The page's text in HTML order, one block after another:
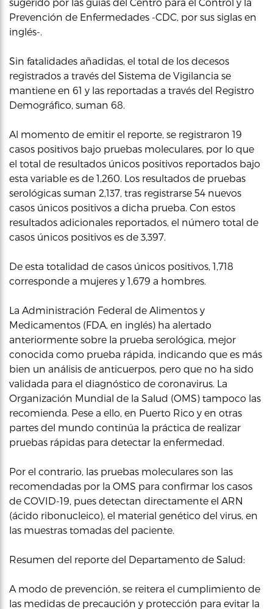
Prevención de Enfermedades -CDC, por sus siglas en
inglés-.
Sin fatalidades añadidas, el total de los decesos
registrados a través del Sistema de Vigilancia se
mantiene en 61 y las reportadas a través del Registro
Demográfico, suman 68.
Al momento de emitir el reporte, se registraron 19
casos positivos bajo pruebas moleculares, por lo que
el total de resultados únicos positivos reportados bajo
esta variable es de 1,260. Los resultados de pruebas
serológicas suman 2,137, tras registrarse 54 nuevos
casos únicos positivos a dicha prueba. Con estos
resultados adicionales reportados, el número total de
casos únicos positivos es de 3,397.
De esta totalidad de casos únicos positivos, 1,718
corresponde a mujeres y 1,679 a hombres.
La Administración Federal de Alimentos y
Medicamentos (FDA, en inglés) ha alertado
anteriormente sobre la prueba serológica, mejor
conocida como prueba rápida, indicando que es más
bien un análisis de anticuerpos, pero que no ha sido
validada para el diagnóstico de coronavirus. La
Organización Mundial de la Salud (OMS) tampoco las
recomienda. Pese a ello, en Puerto Rico y en otras
partes del mundo continúa la práctica de realizar
pruebas rápidas para detectar la enfermedad.
Por el contrario, las pruebas moleculares son las
recomendadas por la OMS para confirmar los casos
de COVID-19, pues detectan directamente el ARN
(ácido ribonucleico), el material genético del virus, en
las muestras tomadas del paciente.
Resumen del reporte del Departamento de Salud:
A modo de prevención, se reitera el cumplimiento de
las medidas de precaución y protección para evitar la